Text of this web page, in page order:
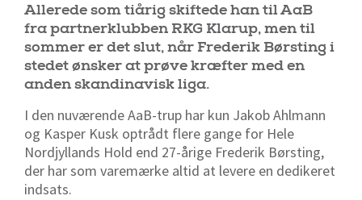
Allerede som tiårig skiftede han til AaB
fra partnerklubben RKG Klarup, men til
sommer er det slut, når Frederik Børsting i
stedet ønsker at prøve kræfter med en
anden skandinavisk liga.
I den nuværende AaB-trup har kun Jakob Ahlmann
og Kasper Kusk optrådt flere gange for Hele
Nordjyllands Hold end 27-årige Frederik Børsting,
der har som varemærke altid at levere en dedikeret
indsats.